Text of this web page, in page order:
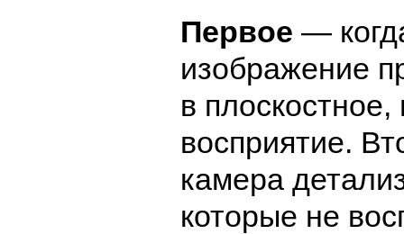
Первое —
изображение
в плоскостное,
восприятие.
камера
которые не